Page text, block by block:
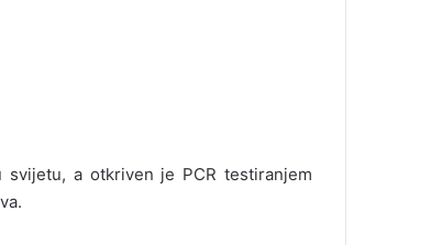
a otkriven je PCR testiranjem